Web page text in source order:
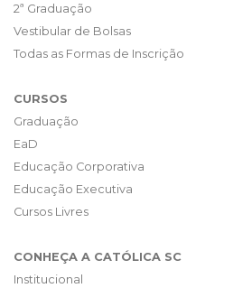
2ª Graduação
Vestibular de Bolsas
Todas as Formas de Inscrição
CURSOS
Graduação
EaD
Educação Corporativa
Educação Executiva
Cursos Livres
CONHEÇA A CATÓLICA SC
Institucional